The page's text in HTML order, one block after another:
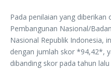
Pada penilaian yang
Pembangunan Nasional/
Nasional Republik Indonesia,
dengan jumlah skor *94,42*,
dibanding skor pada tahun